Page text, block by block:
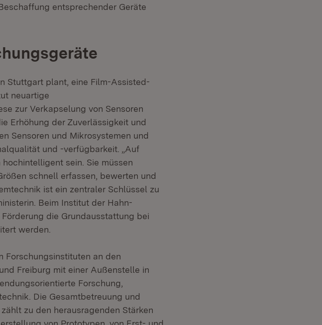
entsprechender Geräte
Stuttgart plant, eine Film-Assisted-
neuartige
zur Verkapselung von Sensoren
Erhöhung der Zuverlässigkeit und
Sensoren und Mikrosystemen und
und -verfügbarkeit. „Auf
sein. Sie müssen
schnell erfassen, bewerten und
ist ein zentraler Schlüssel zu
Beim Institut der Hahn-
die Grundausstattung bei
werden.
Forschungsinstituten an den
Freiburg mit einer Außenstelle in
Forschung,
Die Gesamtbetreuung und
zu den herausragenden Stärken